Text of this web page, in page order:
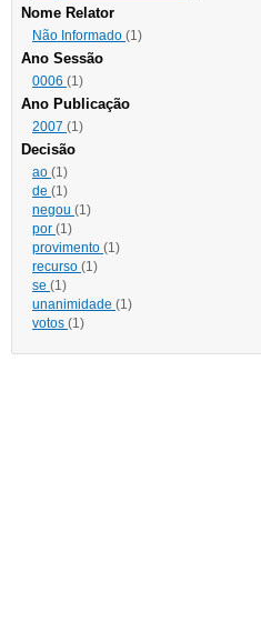
Nome Relator
Não Informado (1)
Ano Sessão
0006 (1)
Ano Publicação
2007 (1)
Decisão
ao (1)
de (1)
negou (1)
por (1)
provimento (1)
recurso (1)
se (1)
unanimidade (1)
votos (1)